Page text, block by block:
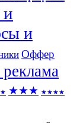
и
Оффер
★★★ ★★★★